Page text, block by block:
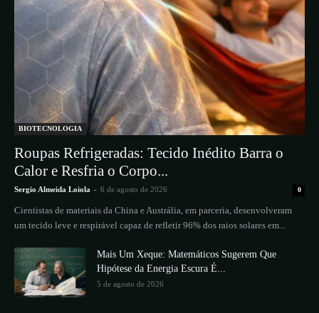
BIOTECNOLOGIA
Roupas Refrigeradas: Tecido Inédito Barra o
Calor e Resfria o Corpo...
Sergio Almeida Loiola - 6 de agosto de 2026 0
Cientistas de materiais da China e Austrália, em parceria, desenvolveram
um tecido leve e respirável capaz de refletir 96% dos raios solares em...
Mais Um Xeque: Matemáticos Sugerem Que
Hipótese da Energia Escura É...
5 de agosto de 2026